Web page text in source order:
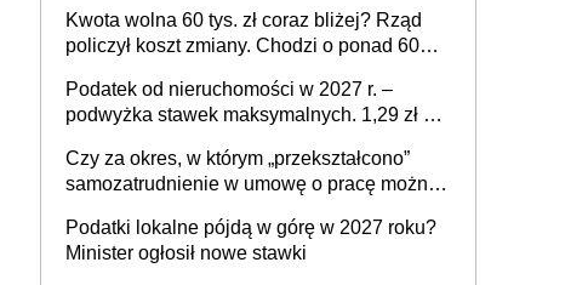
Kwota wolna 60 tys. zł coraz bliżej? Rząd
policzył koszt zmiany. Chodzi o ponad 60
Podatek od nieruchomości w 2027 r. –
podwyżka stawek maksymalnych. 1,29 zł za
budynków i lokali związanych z
prowadzeniem działalności gospodarczej
Czy za okres, w którym „przekształcono”
samozatrudnienie w umowę o pracę można
umowy cywilnoprawnej jedynym
racjonalnym wyjściem
Podatki lokalne pójdą w górę w 2027 roku?
Minister ogłosił nowe stawki